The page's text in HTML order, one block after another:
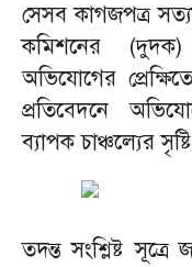
সেসব কাগজপত্র
কমিশনের
অভিযোগের
প্রতিবেদনে
ব্যাপক চাঞ্চল্যের
তদন্ত সংশ্লিষ্ট